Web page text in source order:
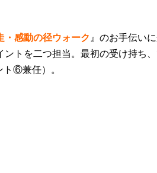
・感動の径ウォーク 』のお手伝い
トを二つ担当。最初の受け持ち
⑥兼任）。